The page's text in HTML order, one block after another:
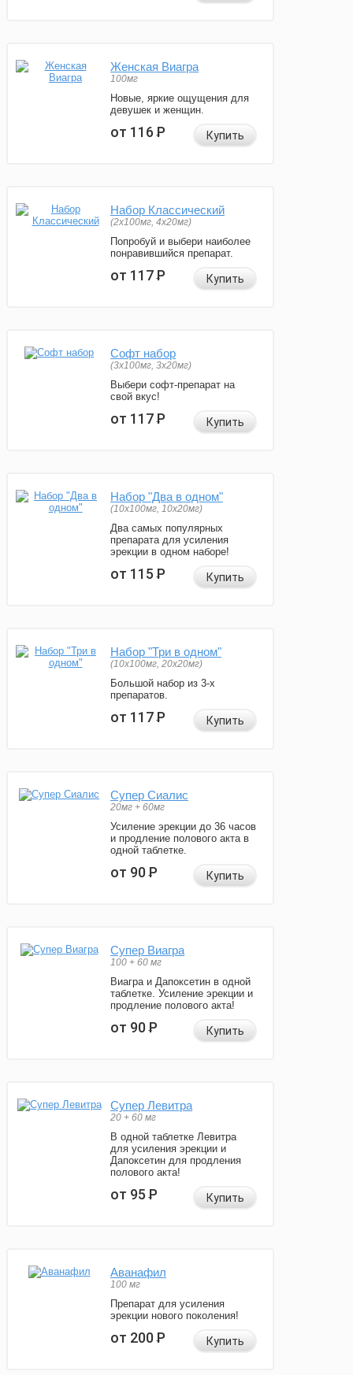
Женская Виагра
100мг
Новые, яркие ощущения для
девушек и женщин.
от 116Р Купить
Набор Классический
(2x100мг, 4x20мг)
Попробуй и выбери наиболее
понравившийся препарат.
от 117Р Купить
Софт набор
(3x100мг, 3x20мг)
Выбери софт-препарат на
свой вкус!
от 117Р Купить
Набор "Два в одном"
(10x100мг, 10x20мг)
Два самых популярных
препарата для усиления
эрекции в одном наборе!
от 115Р Купить
Набор "Три в одном"
(10x100мг, 20x20мг)
Большой набор из 3-х
препаратов.
от 117Р Купить
Супер Сиалис
20мг + 60мг
Усиление эрекции до 36 часов
и продление полового акта в
одной таблетке.
от 90Р Купить
Супер Виагра
100 + 60 мг
Виагра и Дапоксетин в одной
таблетке. Усиление эрекции и
продление полового акта!
от 90Р Купить
Супер Левитра
20 + 60 мг
В одной таблетке Левитра
для усиления эрекции и
Дапоксетин для продления
полового акта!
от 95Р Купить
Аванафил
100 мг
Препарат для усиления
эрекции нового поколения!
от 200Р Купить